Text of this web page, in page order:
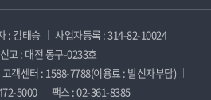
: 김태승
사업자등록 : 314-82-10024
고 : 대전 동구-0233호
고객센터 : 1588-7788(이용료 : 발신자부담)
5000
팩스 : 02-361-8385